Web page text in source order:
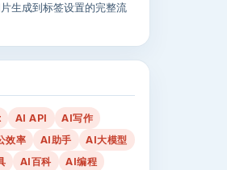
生成到标签设置的完整流
AI API
AI写作
效率 AI助手
AI大模型
AI百科 AI编程